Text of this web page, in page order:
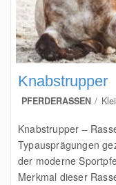
Knabstrupper
PFERDERASSEN
Knabstrupper –
Typausprägungen
der moderne
Merkmal dieser